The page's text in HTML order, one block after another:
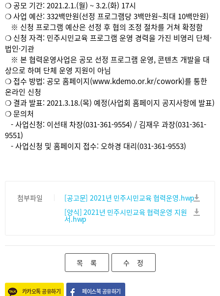
❍ 공모 기간: 2021.2.1.(월) ~ 3.2.(화) 17시
❍ 사업 예산: 332백만원(선정 프로그램당 3백만원~최대 10백만원)
※ 신청 프로그램 예산은 선정 후 협의 조정 절차를 거쳐 확정함
❍ 신청 자격: 민주시민교육 프로그램 운영 경력을 가진 비영리 단체·
법인·기관
※ 본 협력운영사업은 공모 선정 프로그램 운영, 콘텐츠 개발을 대
상으로 하며 단체 운영 지원이 아님
❍ 접수 방법: 공모 홈페이지(www.kdemo.or.kr/cowork)를 통한
온라인 신청
❍ 결과 발표: 2021.3.18.(목) 예정(사업회 홈페이지 공지사항에 발표)
❍ 문의처
- 사업신청: 이선태 차장(031-361-9554) / 김재우 과장(031-361-
9551)
- 사업신청 및 홈페이지 접수: 오하경 대리(031-361-9553)
첨부파일
[공고문] 2021년 민주시민교육 협력운영.hwp
[양식] 2021년 민주시민교육 협력운영 지원
서.hwp
카카오톡 공유하기 페이스북 공유하기
목 록 수 정